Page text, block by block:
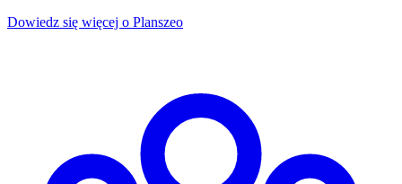
Dowiedz się więcej o Planszeo